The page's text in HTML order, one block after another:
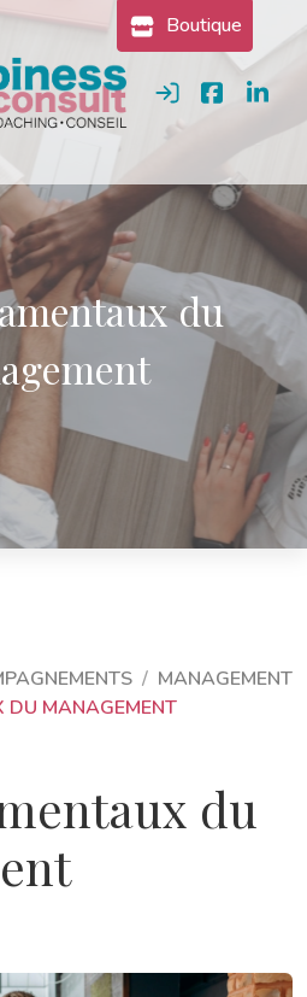
Boutique
Se connecter
du
MANAGEMENT
DU MANAGEMENT
du